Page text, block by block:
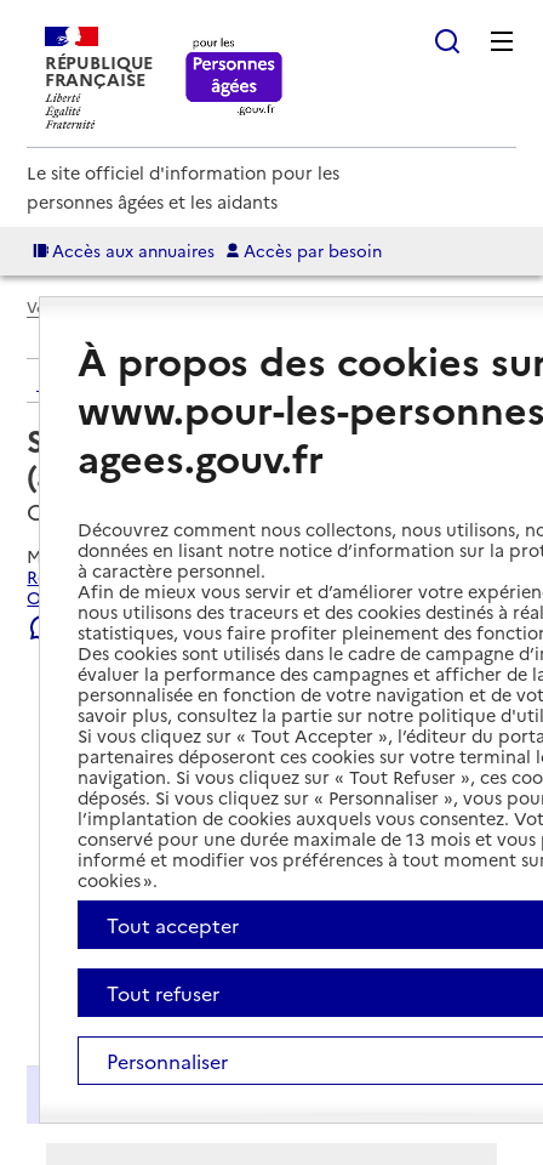
RÉPUBLIQUE
FRANÇAISE
Le site officiel d'information pour les
personnes âgées et les aidants
Accès aux annuaires Accès par besoin
Voir le fil d’Ariane
Retour aux résultats de l'annuaire
Service autonomie à domicile
(aide) – Titi services
Orvault, LOIRE-ATLANTIQUE
Mis à jour le08/08/2026
Rechercher les établissements et services autour de
Orvault.
Signaler une erreur
Présentation
À propos des cookies
www.pour-les-
agees.gouv.fr
Découvrez comment nous collectons, nous utilisons,
données en lisant notre notice d’information sur la
à caractère personnel.
Afin de mieux vous servir et d’améliorer votre
nous utilisons des traceurs et des cookies destinés à
statistiques, vous faire profiter pleinement des
Des cookies sont utilisés dans le cadre de campagne
évaluer la performance des campagnes et afficher de
personnalisée en fonction de votre navigation et de
savoir plus, consultez la partie sur notre politique
Si vous cliquez sur « Tout Accepter », l’éditeur du
partenaires déposeront ces cookies sur votre terminal
navigation. Si vous cliquez sur « Tout Refuser », ces
déposés. Si vous cliquez sur « Personnaliser », vous
l’implantation de cookies auxquels vous consentez.
conservé pour une durée maximale de 13 mois et
informé et modifier vos préférences à tout moment
cookies ».
Tout accepter
Tout refuser
Personnaliser